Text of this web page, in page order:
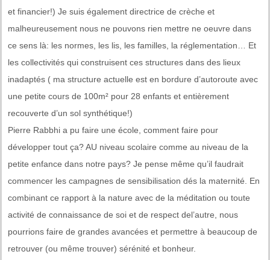
et financier!) Je suis également directrice de crèche et
malheureusement nous ne pouvons rien mettre ne oeuvre dans
ce sens là: les normes, les lis, les familles, la réglementation… Et
les collectivités qui construisent ces structures dans des lieux
inadaptés ( ma structure actuelle est en bordure d’autoroute avec
une petite cours de 100m² pour 28 enfants et entièrement
recouverte d’un sol synthétique!)
Pierre Rabbhi a pu faire une école, comment faire pour
développer tout ça? AU niveau scolaire comme au niveau de la
petite enfance dans notre pays? Je pense même qu’il faudrait
commencer les campagnes de sensibilisation dés la maternité. En
combinant ce rapport à la nature avec de la méditation ou toute
activité de connaissance de soi et de respect del’autre, nous
pourrions faire de grandes avancées et permettre à beaucoup de
retrouver (ou même trouver) sérénité et bonheur.